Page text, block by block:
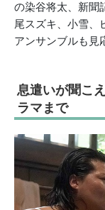
の染谷将太、新聞
尾スズキ、小雪、
アンサンブルも見
息遣いが聞こ
ラマまで